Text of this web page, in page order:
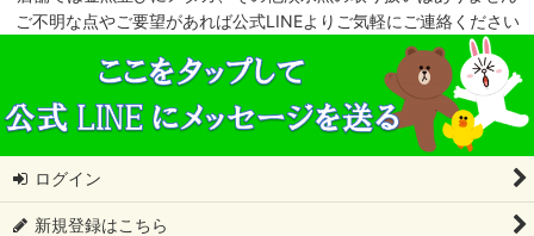
ご不明な点やご要望があれば公式LINEよりご気軽にご連絡ください
ログイン
新規登録はこちら